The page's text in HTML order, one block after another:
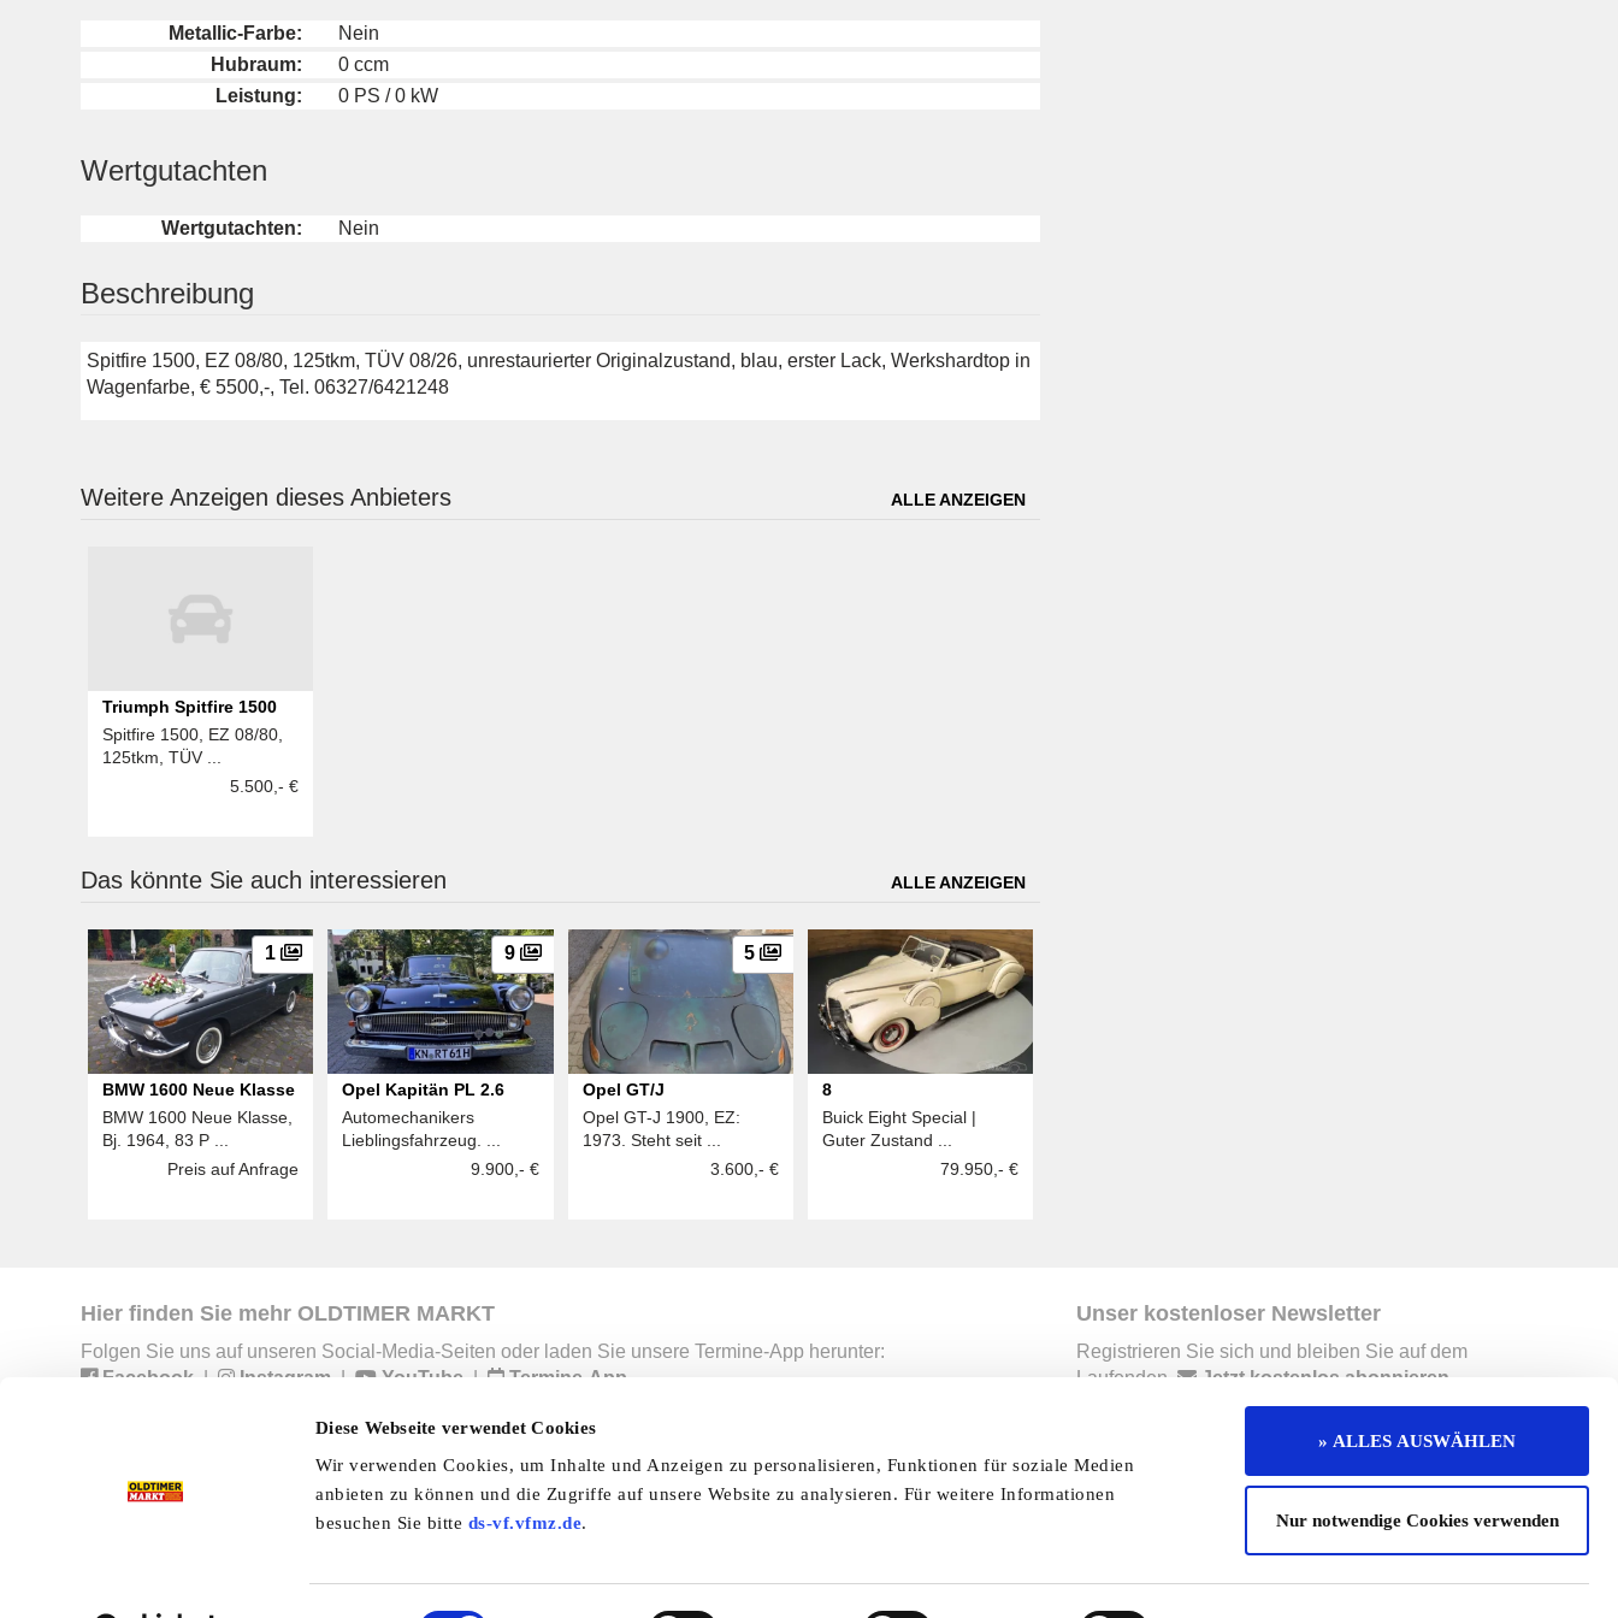
Diese Webseite verwendet Cookies
Wir verwenden Cookies, um Inhalte und Anzeigen zu personalisieren, Funktionen für soziale Medien
anbieten zu können und die Zugriffe auf unsere Website zu analysieren. Für weitere Informationen
besuchen Sie bitte ds-vf.vfmz.de.
» ALLES AUSWÄHLEN
Nur notwendige Cookies verwenden
Metallic-Farbe:
Nein
Hubraum:
0 ccm
Leistung:
0 PS / 0 kW
Wertgutachten
Wertgutachten: Nein
Beschreibung
Spitfire 1500, EZ 08/80, 125tkm, TÜV 08/26, unrestaurierter Originalzustand, blau, erster Lack, Werkshardtop in
Wagenfarbe, € 5500,-, Tel. 06327/6421248
Weitere Anzeigen dieses Anbieters ALLE ANZEIGEN
Triumph Spitfire 1500
Spitfire 1500, EZ 08/80,
125tkm, TÜV ...
5.500,- €
Das könnte Sie auch interessieren ALLE ANZEIGEN
1
BMW 1600 Neue Klasse
BMW 1600 Neue Klasse,
Bj. 1964, 83 P ...
Preis auf Anfrage
9
Opel Kapitän PL 2.6
Automechanikers
Lieblingsfahrzeug. ...
9.900,- €
5
Opel GT/J
Opel GT-J 1900, EZ:
1973. Steht seit ...
3.600,- €
8
Buick Eight Special |
Guter Zustand ...
79.950,- €
Hier finden Sie mehr OLDTIMER MARKT
Folgen Sie uns auf unseren Social-Media-Seiten oder laden Sie unsere Termine-App herunter:
Facebook | Instagram | YouTube | Termine-App
Unser kostenloser Newsletter
Registrieren Sie sich und bleiben Sie auf dem
Laufenden.
Jetzt kostenlos abonnieren
Preisliste AGB Datenschutzerklärung Kontakt Mediadaten Jobs
Branchenbuch Shop Abo Redaktionelle Seite Cookies
© 2026 by oldtimer-markt.de. Alle Rechte vorbehalten